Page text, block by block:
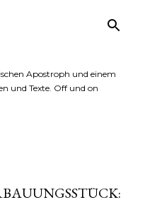
Apostroph und einem
und Texte. Off und on